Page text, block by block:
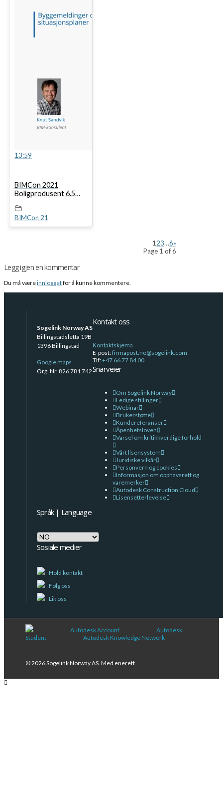
13:59
BIMCon 2021
Boligprodusent 6.5
situasjonsplaner
BIMCon 21
123…6»
Page 1 of 6
Legg igjen en kommentar
Du må væreinnloggetfor å kunne kommentere.
Sogelink Norway AS
Billingstadsletta 19B
1396 Billingstad
Google maps
Org. Nr. 826 781 742
Kontakt oss
Kontaktskjema
E-post:firmapost.no@sogelink.com
Tlf:+47 66 77 84 00
Snarveier
Om Sogelink Norway
Ledige stillinger
Webinar
Brukerstøtte
Kundereferanser
Åpenhetsloven
Varsel om kritikkverdige forhold
Vårt lisensystem
Juridiske vilkår
Personvern og cookies
Informasjon om opphavsrett og
varemerker
Autodesk Construction Cloud
Lisensetterlevelse
Språk | Language
Språk
|
Language
Sosiale medier
Hold kontakt
Følg oss
Lik oss
Autodesk Account
Autodesk
Student
Autodesk Knowledge Network
© 2026 Sogelink Norway AS. Med enerett.